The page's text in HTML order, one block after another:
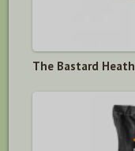
The Bastard